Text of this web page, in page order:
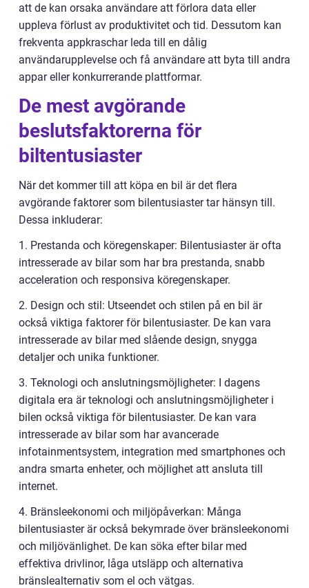
att de kan orsaka användare att förlora data eller
uppleva förlust av produktivitet och tid. Dessutom kan
frekventa appkraschar leda till en dålig
användarupplevelse och få användare att byta till andra
appar eller konkurrerande plattformar.
De mest avgörande
beslutsfaktorerna för
biltentusiaster
När det kommer till att köpa en bil är det flera
avgörande faktorer som bilentusiaster tar hänsyn till.
Dessa inkluderar:
1. Prestanda och köregenskaper: Bilentusiaster är ofta
intresserade av bilar som har bra prestanda, snabb
acceleration och responsiva köregenskaper.
2. Design och stil: Utseendet och stilen på en bil är
också viktiga faktorer för bilentusiaster. De kan vara
intresserade av bilar med slående design, snygga
detaljer och unika funktioner.
3. Teknologi och anslutningsmöjligheter: I dagens
digitala era är teknologi och anslutningsmöjligheter i
bilen också viktiga för bilentusiaster. De kan vara
intresserade av bilar som har avancerade
infotainmentsystem, integration med smartphones och
andra smarta enheter, och möjlighet att ansluta till
internet.
4. Bränsleekonomi och miljöpåverkan: Många
bilentusiaster är också bekymrade över bränsleekonomi
och miljövänlighet. De kan söka efter bilar med
effektiva drivlinor, låga utsläpp och alternativa
bränslealternativ som el och vätgas.